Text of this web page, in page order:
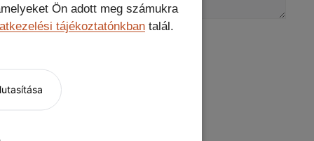
Ön adott meg számukra
tájékoztatónkban talál.